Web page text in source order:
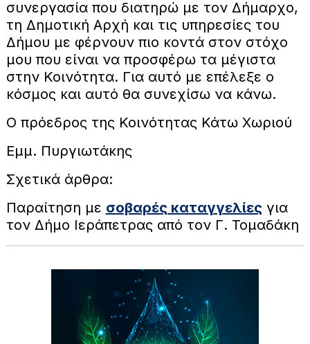
συνεργασία που διατηρώ με τον Δήμαρχο,
τη Δημοτική Αρχή και τις υπηρεσίες του
Δήμου με φέρνουν πιο κοντά στον στόχο
μου που είναι να προσφέρω τα μέγιστα
στην Κοινότητα. Για αυτό με επέλεξε ο
κόσμος και αυτό θα συνεχίσω να κάνω.
Ο πρόεδρος της Κοινότητας Κάτω Χωριού
Εμμ. Πυργιωτάκης
Σχετικά άρθρα:
Παραίτηση με σοβαρές καταγγελίεςγια
τον Δήμο Ιεράπετρας από τον Γ. Τομαδάκη